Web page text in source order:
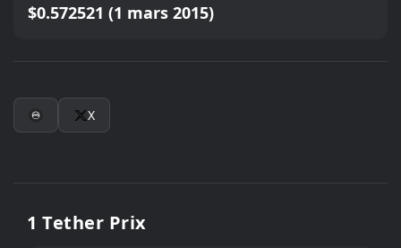
$0.572521 (1 mars 2015)
X
1 Tether Prix